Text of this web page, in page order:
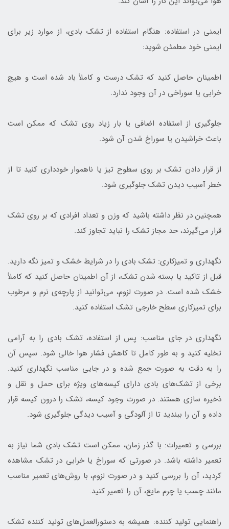
ایمنی در استفاده: هنگام استفاده از تشک بادی، از موارد زیر برای
ایمنی خود مطمئن شوید:
اطمینان حاصل کنید که تشک درست و کاملاً باد شده است و هیچ
خرابی یا سوراخی در آن وجود ندارد.
جلوگیری از استفاده اضافی یا بار زیاد روی تشک که ممکن است
باعث خراشیدن یا سوراخ شدن آن شود.
از قرار دادن تشک بر روی سطوح تیز یا ناهموار خودداری کنید تا از
خطر آسیب دیدن تشک جلوگیری شود.
همچنین در نظر داشته باشید که وزن و تعداد افرادی که بر روی تشک
قرار می‌گیرند، حد مجاز تشک را نباید تجاوز کند.
نگهداری و تمیزکاری: تشک بادی را در شرایط خشک و تمیز نگه دارید.
قبل از تاکید یا بسته شدن تشک، از آن اطمینان حاصل کنید که کاملاً
خشک شده است. در صورت لزوم، می‌توانید از پارچه‌ی نرم و مرطوب
برای تمیزکاری سطح خارجی تشک استفاده کنید.
نگهداری در جای مناسب: پس از استفاده، تشک بادی را به آرامی
تخلیه کنید و به طور کامل تا کاهش فشار هوا خالی شود. سپس آن
را به دقت به صورت جمع شده و در جایی مناسب نگهداری کنید.
برخی از تشک‌های بادی دارای کیسه‌های ویژه برای حمل و نقل و
ذخیره سازی هستند. در صورت وجود کیسه، تشک را درون کیسه قرار
داده و آن را ببندید تا از آلودگی و آسیب دیدگی جلوگیری شود.
بررسی و تعمیرات: با گذر زمان، ممکن است تشک بادی شما نیاز به
تعمیر داشته باشد. در صورتی که سوراخ یا خرابی در تشک مشاهده
کردید، آن را بررسی کنید و در صورت لزوم، با روش‌های تعمیر مناسب
مانند چسب یا چرم مایع، آن را تعمیر کنید.
راهنمایی تولید کننده: همیشه به دستورالعمل‌های تولید کننده تشک